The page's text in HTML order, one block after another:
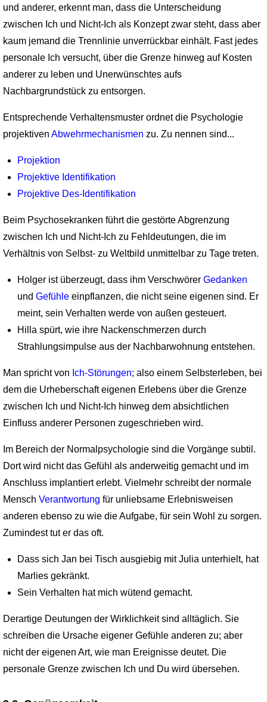
und anderer, erkennt man, dass die Unterscheidung
zwischen Ich und Nicht-Ich als Konzept zwar steht, dass aber
kaum jemand die Trennlinie unverrückbar einhält. Fast jedes
personale Ich versucht, über die Grenze hinweg auf Kosten
anderer zu leben und Unerwünschtes aufs
Nachbargrundstück zu entsorgen.
Entsprechende Verhaltensmuster ordnet die Psychologie
projektiven Abwehrmecha­nismen zu. Zu nennen sind...
Projektion
Projektive Identifikation
Projektive Des-Identifikation
Beim Psychosekranken führt die gestörte Abgrenzung
zwischen Ich und Nicht-Ich zu Fehldeutungen, die im
Verhältnis von Selbst- zu Weltbild unmittelbar zu Tage treten.
Holger ist überzeugt, dass ihm Verschwörer Gedanken
und Gefühleeinpflanzen, die nicht seine eigenen sind. Er
meint, sein Verhalten werde von außen gesteuert.
Hilla spürt, wie ihre Nackenschmerzen durch
Strahlungsimpulse aus der Nachbarwohnung entstehen.
Man spricht von Ich-Störungen; also einem Selbsterleben, bei
dem die Urheberschaft eigenen Erlebens über die Grenze
zwischen Ich und Nicht-Ich hinweg dem absichtlichen
Einfluss anderer Personen zugeschrieben wird.
Im Bereich der Normalpsychologie sind die Vorgänge subtil.
Dort wird nicht das Gefühl als anderweitig gemacht und im
Anschluss implantiert erlebt. Vielmehr schreibt der nor­male
Mensch Verantwortung für unliebsame Erlebnisweisen
anderen ebenso zu wie die Aufgabe, für sein Wohl zu sorgen.
Zumindest tut er das oft.
Dass sich Jan bei Tisch ausgiebig mit Julia unterhielt, hat
Marlies gekränkt.
Sein Verhalten hat mich wütend gemacht.
Derartige Deutungen der Wirklichkeit sind alltäglich. Sie
schreiben die Ursache eigener Gefühle anderen zu; aber
nicht der eigenen Art, wie man Ereignisse deutet. Die
personale Grenze zwischen Ich und Du wird übersehen.